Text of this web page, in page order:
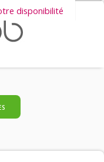
disponibilité